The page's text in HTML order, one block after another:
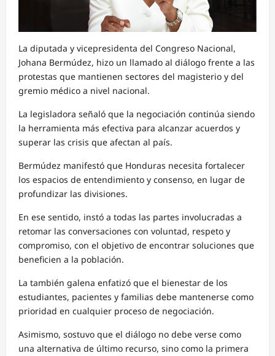
La diputada y vicepresidenta del Congreso Nacional,
Johana Bermúdez, hizo un llamado al diálogo frente a las
protestas que mantienen sectores del magisterio y del
gremio médico a nivel nacional.
La legisladora señaló que la negociación continúa siendo
la herramienta más efectiva para alcanzar acuerdos y
superar las crisis que afectan al país.
Bermúdez manifestó que Honduras necesita fortalecer
los espacios de entendimiento y consenso, en lugar de
profundizar las divisiones.
En ese sentido, instó a todas las partes involucradas a
retomar las conversaciones con voluntad, respeto y
compromiso, con el objetivo de encontrar soluciones que
beneficien a la población.
La también galena enfatizó que el bienestar de los
estudiantes, pacientes y familias debe mantenerse como
prioridad en cualquier proceso de negociación.
Asimismo, sostuvo que el diálogo no debe verse como
una alternativa de último recurso, sino como la primera